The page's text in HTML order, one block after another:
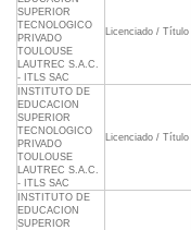
SUPERIOR
TECNOLOGICO
PRIVADO
TOULOUSE
LAUTREC S.A.C.
- ITLS SAC
Licenciado / Título
INSTITUTO DE
EDUCACION
SUPERIOR
TECNOLOGICO
PRIVADO
TOULOUSE
LAUTREC S.A.C.
- ITLS SAC
Licenciado / Título
INSTITUTO DE
EDUCACION
SUPERIOR